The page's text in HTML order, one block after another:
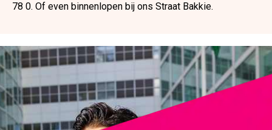
78 0. Of even binnenlopen bij ons Straat Bakkie.